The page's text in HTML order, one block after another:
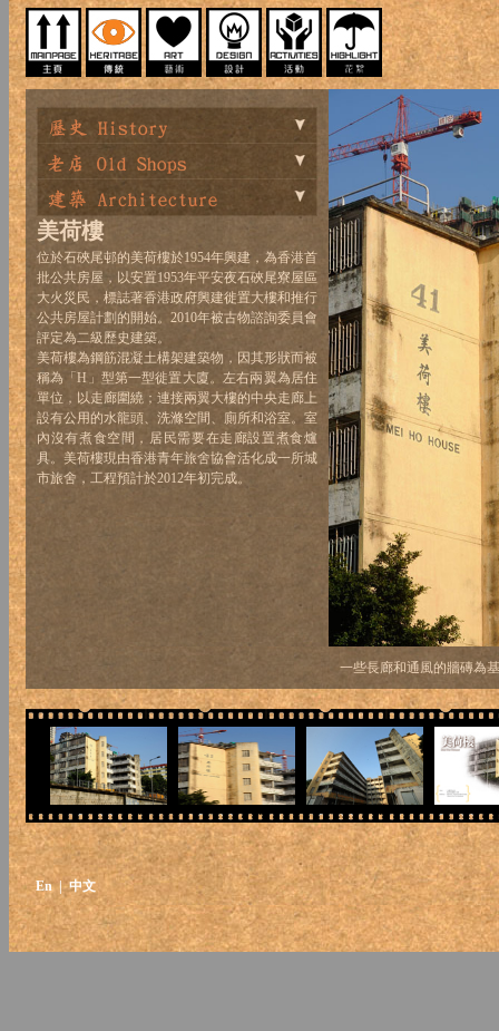
美荷樓
位於石硤尾邨的美荷樓於1954年興建，為香港首
批公共房屋，以安置1953年平安夜石硤尾寮屋區
大火災民，標誌著香港政府興建徙置大樓和推行
公共房屋計劃的開始。2010年被古物諮詢委員會
評定為二級歷史建築。
美荷樓為鋼筋混凝土構架建築物，因其形狀而被
稱為「H」型第一型徙置大廈。左右兩翼為居住
單位，以走廊圍繞；連接兩翼大樓的中央走廊上
設有公用的水龍頭、洗滌空間、廁所和浴室。室
內沒有煮食空間，居民需要在走廊設置煮食爐
具。美荷樓現由香港青年旅舍協會活化成一所城
市旅舍，工程預計於2012年初完成。
一些長廊和通風的牆磚為
En| 中文